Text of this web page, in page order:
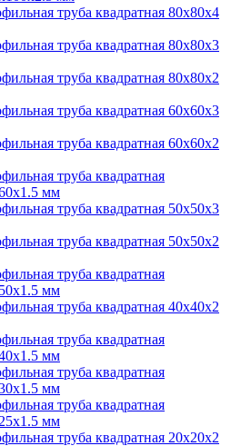
труба квадратная 80х80х4
труба квадратная 80х80х3
труба квадратная 80х80х2
труба квадратная 60х60х3
труба квадратная 60х60х2
труба квадратная
мм
труба квадратная 50х50х3
труба квадратная 50х50х2
труба квадратная
мм
труба квадратная 40х40х2
труба квадратная
мм
труба квадратная
мм
труба квадратная
мм
труба квадратная 20х20х2